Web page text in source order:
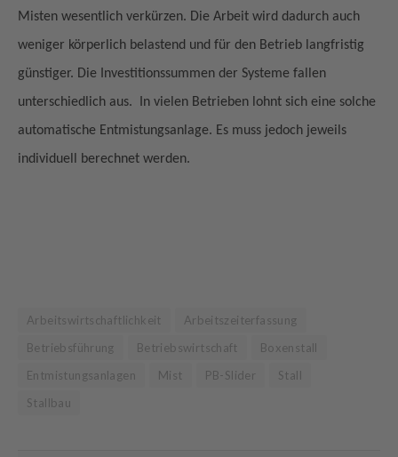
Misten wesentlich verkürzen. Die Arbeit wird dadurch auch
weniger körperlich belastend und für den Betrieb langfristig
günstiger. Die Investitionssummen der Systeme fallen
unterschiedlich aus. In vielen Betrieben lohnt sich eine solche
automatische Entmistungsanlage. Es muss jedoch jeweils
individuell berechnet werden.
Arbeitswirtschaftlichkeit
Arbeitszeiterfassung
Betriebsführung
Betriebswirtschaft
Boxenstall
Entmistungsanlagen
Mist PB-Slider
Stall
Stallbau